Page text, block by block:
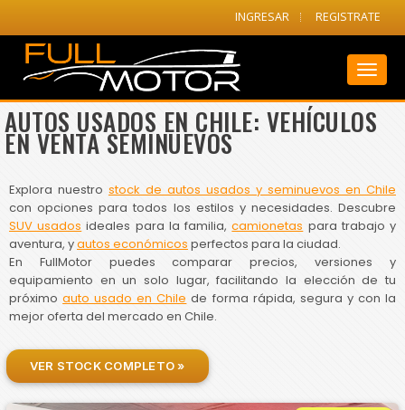
INGRESAR REGISTRATE
AUTOS USADOS EN CHILE: VEHÍCULOS
EN VENTA SEMINUEVOS
Explora nuestro stock de autos usados y seminuevos en Chile
con opciones para todos los estilos y necesidades. Descubre
SUV usados ideales para la familia,camionetas para trabajo y
aventura, yautos económicos perfectos para la ciudad.
En FullMotor puedes comparar precios, versiones y
equipamiento en un solo lugar, facilitando la elección de tu
próximoauto usado en Chile de forma rápida, segura y con la
mejor oferta del mercado en Chile.
VER STOCK COMPLETO »